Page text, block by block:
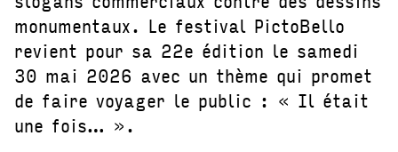
monumentaux. Le festival PictoBello
revient pour sa 22e édition le samedi
30 mai 2026 avec un thème qui promet
de faire voyager le public : « Il était
une fois… ».